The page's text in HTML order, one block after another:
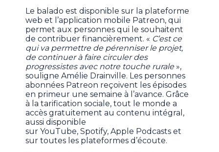
Le balado est disponible sur la plateforme
web et l’application mobile Patreon, qui
permet aux personnes qui le souhaitent
de contribuer financièrement. « C’est ce
qui va permettre de pérenniser le projet,
de continuer à faire circuler des
progressistes avec notre touche rurale»,
souligne Amélie Drainville. Les personnes
abonnées Patreon reçoivent les épisodes
en primeur une semaine à l’avance. Grâce
à la tarification sociale, tout le monde a
accès gratuitement au contenu intégral,
aussi disponible
sur YouTube, Spotify, Apple Podcasts et
sur toutes les plateformes d’écoute.